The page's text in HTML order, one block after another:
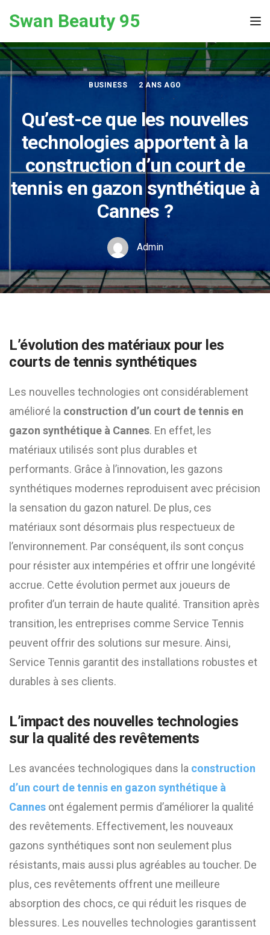
Swan Beauty 95
BUSINESS 2 ANS AGO
Qu’est-ce que les nouvelles
technologies apportent à la
construction d’un court de
tennis en gazon synthétique à
Cannes ?
Admin
L’évolution des matériaux pour les
courts de tennis synthétiques
Les nouvelles technologies ont considérablement
amélioré la construction d’un court de tennis en
gazon synthétique à Cannes. En effet, les
matériaux utilisés sont plus durables et
performants. Grâce à l’innovation, les gazons
synthétiques modernes reproduisent avec précision
la sensation du gazon naturel. De plus, ces
matériaux sont désormais plus respectueux de
l’environnement. Par conséquent, ils sont conçus
pour résister aux intempéries et offrir une longévité
accrue. Cette évolution permet aux joueurs de
profiter d’un terrain de haute qualité. Transition après
transition, les entreprises comme Service Tennis
peuvent offrir des solutions sur mesure. Ainsi,
Service Tennis garantit des installations robustes et
durables à ses clients.
L’impact des nouvelles technologies
sur la qualité des revêtements
Les avancées technologiques dans la construction
d’un court de tennis en gazon synthétique à
Cannes ont également permis d’améliorer la qualité
des revêtements. Effectivement, les nouveaux
gazons synthétiques sont non seulement plus
résistants, mais aussi plus agréables au toucher. De
plus, ces revêtements offrent une meilleure
absorption des chocs, ce qui réduit les risques de
blessures. Les nouvelles technologies garantissent